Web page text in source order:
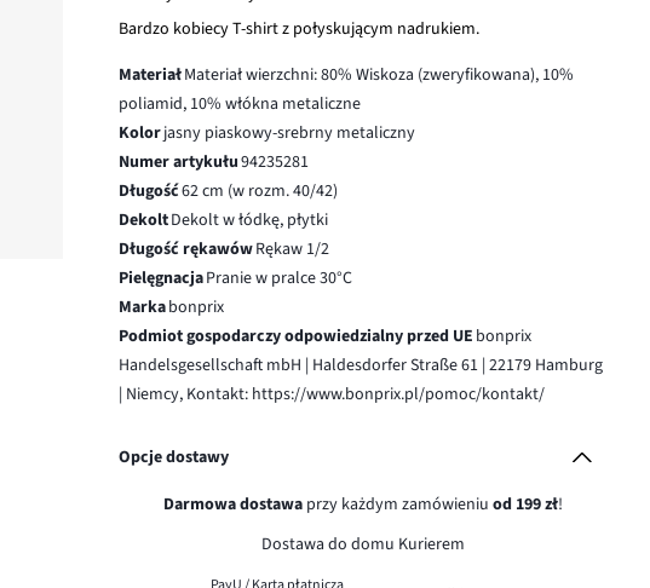
Bardzo kobiecy T-shirt z połyskującym nadrukiem.
MateriałMateriał wierzchni: 80% Wiskoza (zweryfikowana), 10%
poliamid, 10% włókna metaliczne
Kolorjasny piaskowy-srebrny metaliczny
Numer artykułu94235281
Długość62 cm (w rozm. 40/42)
DekoltDekolt w łódkę, płytki
Długość rękawówRękaw 1/2
PielęgnacjaPranie w pralce 30°C
Markabonprix
Podmiot gospodarczy odpowiedzialny przed UE bonprix
Handelsgesellschaft mbH | Haldesdorfer Straße 61 | 22179 Hamburg
| Niemcy, Kontakt: https://www.bonprix.pl/pomoc/kontakt/
Opcje dostawy
Darmowa dostawaprzy każdym zamówieniu od 199 zł!
Dostawa do domu Kurierem